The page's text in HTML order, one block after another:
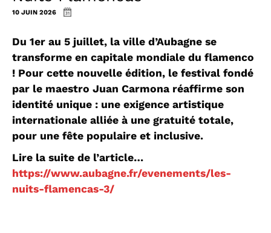
10 JUIN 2026
Du 1er au 5 juillet, la ville d’Aubagne se
transforme en capitale mondiale du flamenco
! Pour cette nouvelle édition, le festival fondé
par le maestro Juan Carmona réaffirme son
identité unique : une exigence artistique
internationale alliée à une gratuité totale,
pour une fête populaire et inclusive.
Lire la suite de l’article…
https://www.aubagne.fr/evenements/les-
nuits-flamencas-3/